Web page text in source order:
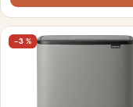
−3 %